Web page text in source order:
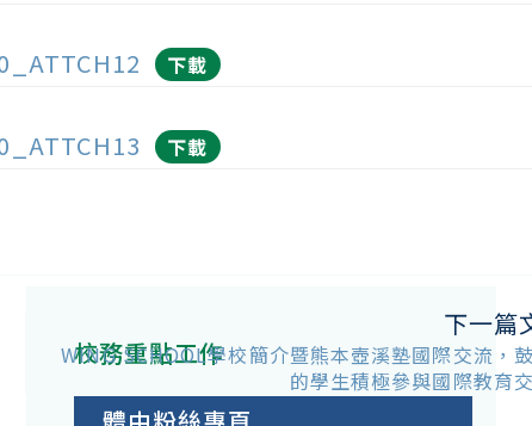
下載
下載
下一篇
WING SCHOOL學校簡介暨熊本壺溪塾國際交流，
的學生積極參與國際教育
校務重點工作